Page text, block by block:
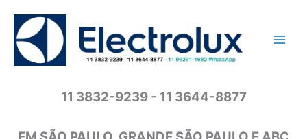
conteúdo
11 3832-9239 - 11 3644-8877